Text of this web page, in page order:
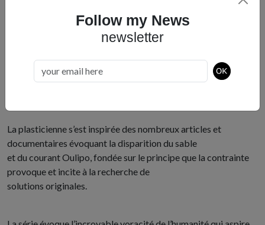
Les navires extracteurs est une série de dessins aux feutres
La plasticienne s’est inspirée des nombreux articles et
documentaires évoquant la disparition du sable
et du courant Oulipo, fondée sur le principe que la contrainte
provoque et incite à la recherche de
solutions originales.
Follow my News
newsletter